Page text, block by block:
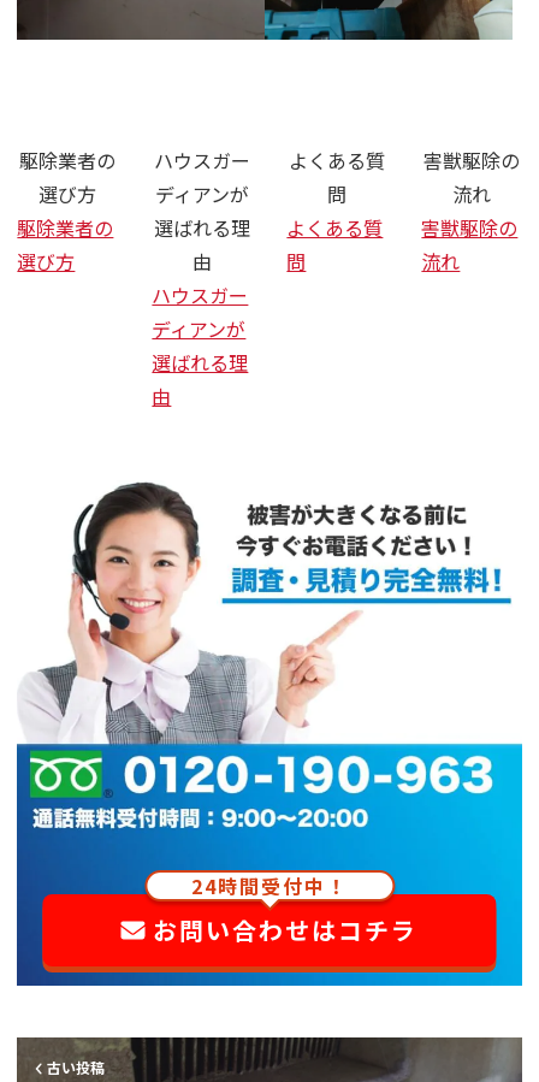
駆除業者の
選び方
駆除業者の
選び方
ハウスガー
ディアンが
選ばれる理
由
ハウスガー
ディアンが
選ばれる理
由
よくある質
問
よくある質
問
害獣駆除の
流れ
害獣駆除の
流れ
24時間受付中！
お問い合わせはコチラ
古い投稿